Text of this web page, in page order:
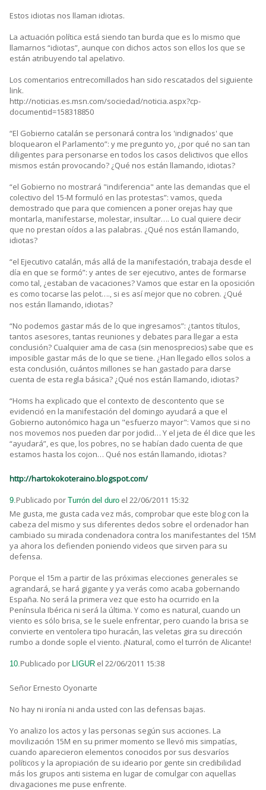
Estos idiotas nos llaman idiotas.
La actuación política está siendo tan burda que es lo mismo que
llamarnos “idiotas”, aunque con dichos actos son ellos los que se
están atribuyendo tal apelativo.
Los comentarios entrecomillados han sido rescatados del siguiente
link.
http://noticias.es.msn.com/sociedad/noticia.aspx?cp-
documentid=158318850
“El Gobierno catalán se personará contra los 'indignados' que
bloquearon el Parlamento”: y me pregunto yo, ¿por qué no san tan
diligentes para personarse en todos los casos delictivos que ellos
mismos están provocando? ¿Qué nos están llamando, idiotas?
“el Gobierno no mostrará "indiferencia" ante las demandas que el
colectivo del 15-M formuló en las protestas”: vamos, queda
demostrado que para que comiencen a poner orejas hay que
montarla, manifestarse, molestar, insultar…. Lo cual quiere decir
que no prestan oídos a las palabras. ¿Qué nos están llamando,
idiotas?
“el Ejecutivo catalán, más allá de la manifestación, trabaja desde el
día en que se formó”: y antes de ser ejecutivo, antes de formarse
como tal, ¿estaban de vacaciones? Vamos que estar en la oposición
es como tocarse las pelot…., si es así mejor que no cobren. ¿Qué
nos están llamando, idiotas?
“No podemos gastar más de lo que ingresamos”: ¿tantos títulos,
tantos asesores, tantas reuniones y debates para llegar a esta
conclusión? Cualquier ama de casa (sin menosprecios) sabe que es
imposible gastar más de lo que se tiene. ¿Han llegado ellos solos a
esta conclusión, cuántos millones se han gastado para darse
cuenta de esta regla básica? ¿Qué nos están llamando, idiotas?
“Homs ha explicado que el contexto de descontento que se
evidenció en la manifestación del domingo ayudará a que el
Gobierno autonómico haga un "esfuerzo mayor": Vamos que si no
nos movemos nos pueden dar por jodid… Y el jeta de él dice que les
“ayudará”, es que, los pobres, no se habían dado cuenta de que
estamos hasta los cojon… Qué nos están llamando, idiotas?
http://hartokokoteraino.blogspot.com/
9.Publicado por Turrón del duro el 22/06/2011 15:32
Me gusta, me gusta cada vez más, comprobar que este blog con la
cabeza del mismo y sus diferentes dedos sobre el ordenador han
cambiado su mirada condenadora contra los manifestantes del 15M
ya ahora los defienden poniendo videos que sirven para su
defensa.
Porque el 15m a partir de las próximas elecciones generales se
agrandará, se hará gigante y ya verás como acaba gobernando
España. No será la primera vez que esto ha ocurrido en la
Península Ibérica ni será la última. Y como es natural, cuando un
viento es sólo brisa, se le suele enfrentar, pero cuando la brisa se
convierte en ventolera tipo huracán, las veletas gira su dirección
rumbo a donde sople el viento. ¡Natural, como el turrón de Alicante!
10.Publicado por LIGUR el 22/06/2011 15:38
Señor Ernesto Oyonarte
No hay ni ironía ni anda usted con las defensas bajas.
Yo analizo los actos y las personas según sus acciones. La
movilización 15M en su primer momento se llevó mis simpatías,
cuando aparecieron elementos conocidos por sus desvaríos
políticos y la apropiación de su ideario por gente sin credibilidad
más los grupos anti sistema en lugar de comulgar con aquellas
divagaciones me puse enfrente.